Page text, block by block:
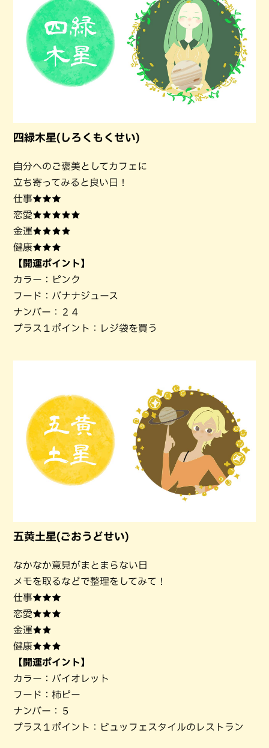
四緑木星(しろくもくせい)
自分へのご褒美としてカフェに
立ち寄ってみると良い日！
仕事★★★
恋愛★★★★★
金運★★★★
健康★★★
【開運ポイント】
カラー：ピンク
フード：バナナジュース
ナンバー：２４
プラス１ポイント：レジ袋を買う
五黄土星(ごおうどせい)
なかなか意見がまとまらない日
メモを取るなどで整理をしてみて！
仕事★★★
恋愛★★★
金運★★
健康★★★
【開運ポイント】
カラー：バイオレット
フード：柿ピー
ナンバー：５
プラス１ポイント：ビュッフェスタイルのレストラン